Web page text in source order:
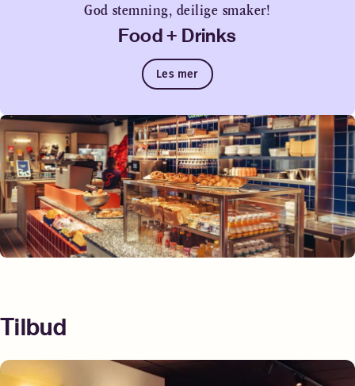
God stemning, deilige smaker!
Food + Drinks
Les mer
Tilbud